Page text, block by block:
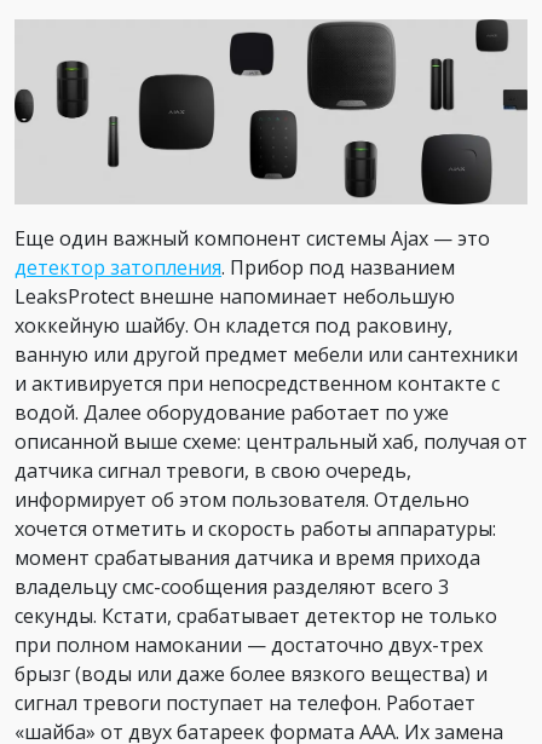
Еще один важный компонент системы Ajax — это
детектор затопления. Прибор под названием
LeaksProtect внешне напоминает небольшую
хоккейную шайбу. Он кладется под раковину,
ванную или другой предмет мебели или сантехники
и активируется при непосредственном контакте с
водой. Далее оборудование работает по уже
описанной выше схеме: центральный хаб, получая от
датчика сигнал тревоги, в свою очередь,
информирует об этом пользователя. Отдельно
хочется отметить и скорость работы аппаратуры:
момент срабатывания датчика и время прихода
владельцу смс-сообщения разделяют всего 3
секунды. Кстати, срабатывает детектор не только
при полном намокании — достаточно двух-трех
брызг (воды или даже более вязкого вещества) и
сигнал тревоги поступает на телефон. Работает
«шайба» от двух батареек формата ААА. Их замена